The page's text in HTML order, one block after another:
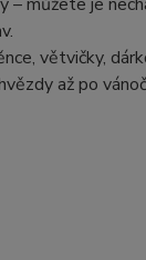
větvičky,
až po